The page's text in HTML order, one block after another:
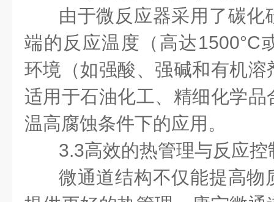
由于微反应器采用了碳化
端的反应温度（高达1500°C
环境（如强酸、强碱和有机
适用于石油化工、精细化学
温高腐蚀条件下的应用。
3.3高效的热管理与反应
微通道结构不仅能提高物